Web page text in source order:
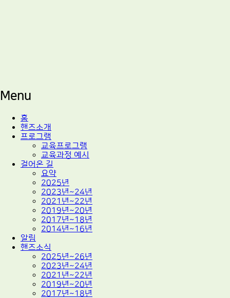
Menu
Skip
content
홈
핸즈소개
프로그램
교육프로그램
교육과정 예시
걸어온 길
요약
2025년
2023년~24년
2021년~22년
2019년~20년
2017년~18년
2014년~16년
알림
핸즈소식
2025년~26년
2023년~24년
2021년~22년
2019년~20년
2017년~18년